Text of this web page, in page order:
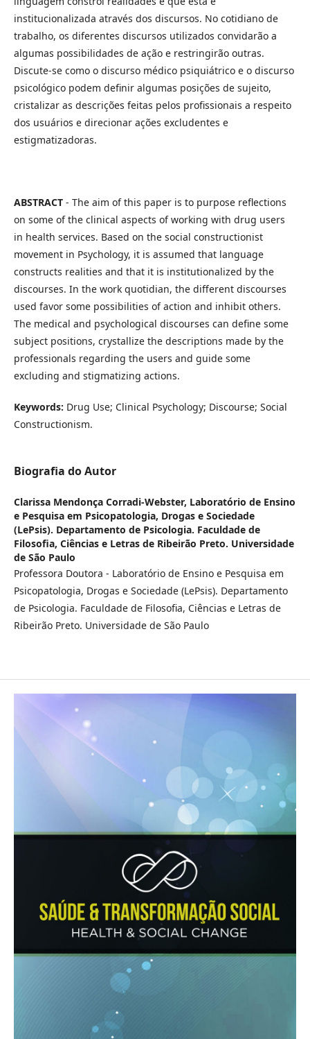
institucionalizada através dos discursos. No cotidiano de
trabalho, os diferentes discursos utilizados convidarão a
algumas possibilidades de ação e restringirão outras.
Discute-se como o discurso médico psiquiátrico e o discurso
psicológico podem definir algumas posições de sujeito,
cristalizar as descrições feitas pelos profissionais a respeito
dos usuários e direcionar ações excludentes e
estigmatizadoras.
ABSTRACT - The aim of this paper is to purpose reflections
on some of the clinical aspects of working with drug users
in health services. Based on the social constructionist
movement in Psychology, it is assumed that language
constructs realities and that it is institutionalized by the
discourses. In the work quotidian, the different discourses
used favor some possibilities of action and inhibit others.
The medical and psychological discourses can define some
subject positions, crystallize the descriptions made by the
professionals regarding the users and guide some
excluding and stigmatizing actions.
Keywords: Drug Use; Clinical Psychology; Discourse; Social
Constructionism.
Biografia do Autor
Clarissa Mendonça Corradi-Webster, Laboratório de Ensino
e Pesquisa em Psicopatologia, Drogas e Sociedade
(LePsis). Departamento de Psicologia. Faculdade de
Filosofia, Ciências e Letras de Ribeirão Preto. Universidade
de São Paulo
Professora Doutora - Laboratório de Ensino e Pesquisa em
Psicopatologia, Drogas e Sociedade (LePsis). Departamento
de Psicologia. Faculdade de Filosofia, Ciências e Letras de
Ribeirão Preto. Universidade de São Paulo